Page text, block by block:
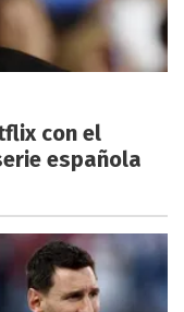
con el
española